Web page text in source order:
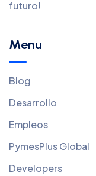
futuro!
Menu
Blog
Desarrollo
Empleos
PymesPlus Global
Developers